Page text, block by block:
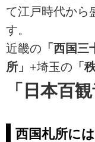
て江戸時代から
す。
近畿の 「西国三
所」 +埼玉の 「
「日本百
西国札所に